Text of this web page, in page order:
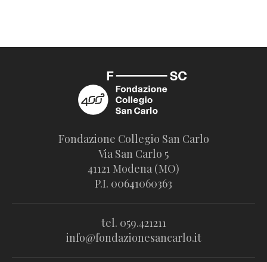
Fondazione Collegio San Carlo
Via San Carlo 5
41121 Modena (MO)
P.I. 00641060363
tel. 059.421211
info@fondazionesancarlo.it